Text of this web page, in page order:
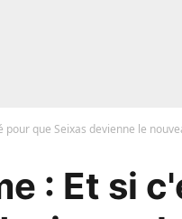
pour que Seixas devienne le
: Et si